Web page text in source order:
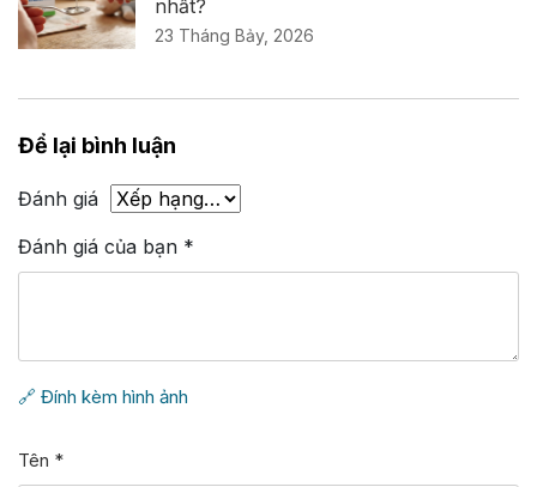
nhất?
23 Tháng Bảy, 2026
Để lại bình luận
Đánh giá
Đánh giá của bạn *
🔗 Đính kèm hình ảnh
Tên *